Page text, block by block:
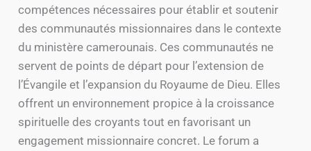
compétences nécessaires pour établir et soutenir
des communautés missionnaires dans le contexte
du ministère camerounais. Ces communautés ne
servent de points de départ pour l’extension de
l’Évangile et l’expansion du Royaume de Dieu. Elles
offrent un environnement propice à la croissance
spirituelle des croyants tout en favorisant un
engagement missionnaire concret. Le forum a